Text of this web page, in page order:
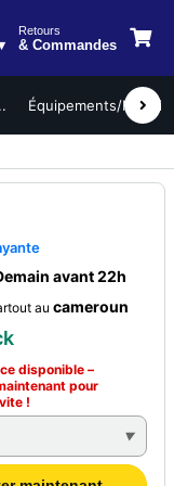
Retours
& Commandes
Équipements/
avant 22h
au cameroun
disponible –
pour
!